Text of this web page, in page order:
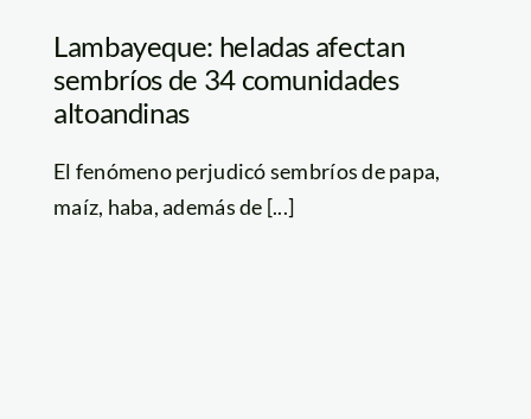
Lambayeque: heladas afectan
sembríos de 34 comunidades
altoandinas
El fenómeno perjudicó sembríos de papa,
maíz, haba, además de [...]